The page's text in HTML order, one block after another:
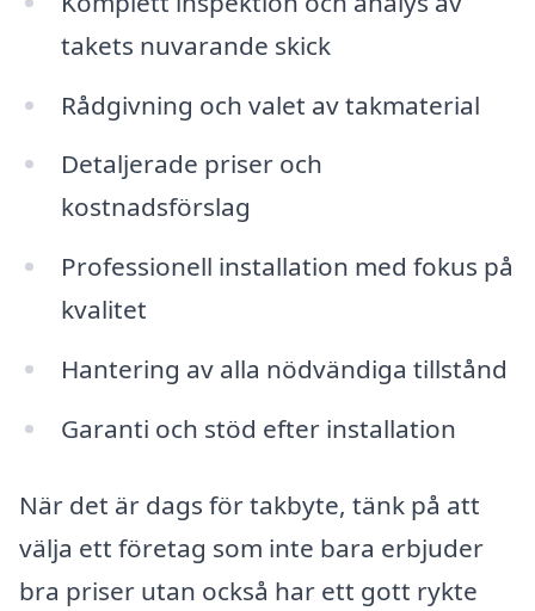
takets nuvarande skick
Rådgivning och valet av takmaterial
Detaljerade priser och
kostnadsförslag
Professionell installation med fokus på
kvalitet
Hantering av alla nödvändiga tillstånd
Garanti och stöd efter installation
När det är dags för takbyte, tänk på att
välja ett företag som inte bara erbjuder
bra priser utan också har ett gott rykte